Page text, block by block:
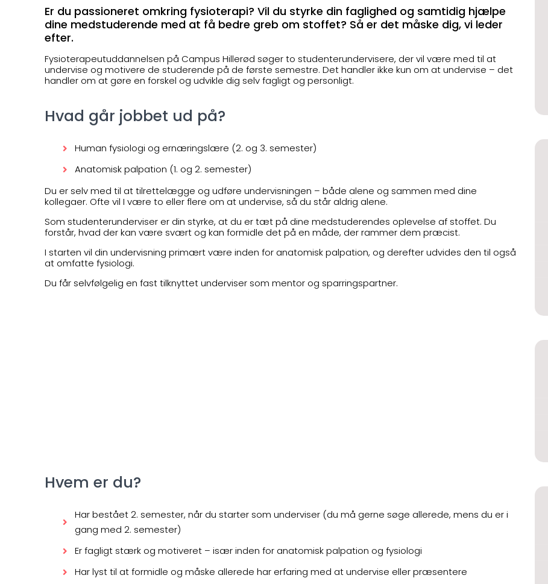
Er du passioneret omkring fysioterapi? Vil du styrke din faglighed og samtidig hjælpe
dine medstuderende med at få bedre greb om stoffet? Så er det måske dig, vi leder
efter.
Fysioterapeutuddannelsen på Campus Hillerød søger to studenterundervisere, der vil være med til at
undervise og motivere de studerende på de første semestre. Det handler ikke kun om at undervise – det
handler om at gøre en forskel og udvikle dig selv fagligt og personligt.
Hvad går jobbet ud på?
Human fysiologi og ernæringslære (2. og 3. semester)
Anatomisk palpation (1. og 2. semester)
Du er selv med til at tilrettelægge og udføre undervisningen – både alene og sammen med dine
kollegaer. Ofte vil I være to eller flere om at undervise, så du står aldrig alene.
Som studenterunderviser er din styrke, at du er tæt på dine medstuderendes oplevelse af stoffet. Du
forstår, hvad der kan være svært og kan formidle det på en måde, der rammer dem præcist.
I starten vil din undervisning primært være inden for anatomisk palpation, og derefter udvides den til også
at omfatte fysiologi.
Du får selvfølgelig en fast tilknyttet underviser som mentor og sparringspartner.
Hvem er du?
Har bestået 2. semester, når du starter som underviser (du må gerne søge allerede, mens du er i
gang med 2. semester)
Er fagligt stærk og motiveret – især inden for anatomisk palpation og fysiologi
Har lyst til at formidle og måske allerede har erfaring med at undervise eller præsentere